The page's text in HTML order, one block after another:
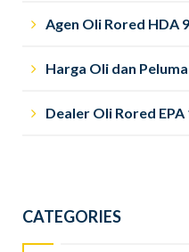
Agen Oli Rored HDA
Harga Oli dan
Dealer Oli Rored EPA
CATEGORIES